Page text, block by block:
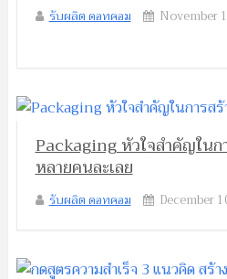
รับผลิต ดอทคอม November
Packaging หัวใจสำคัญใน
หลายคนละเลย
รับผลิต ดอทคอม December